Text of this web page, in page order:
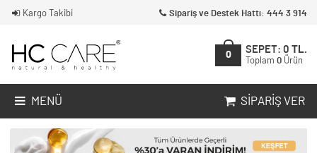
Kargo Takibi Sipariş ve Destek Hattı: 444 3 914
0
SEPET: 0 TL.
Toplam 0 Ürün
MENÜ SIPARIŞ VER